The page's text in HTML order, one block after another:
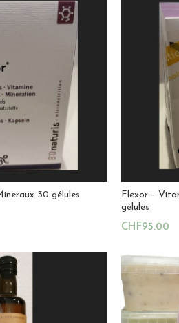
30 gélules
Royale
Flexor –
gélules
CHF95.00
Magasin:
4.8 sur 5